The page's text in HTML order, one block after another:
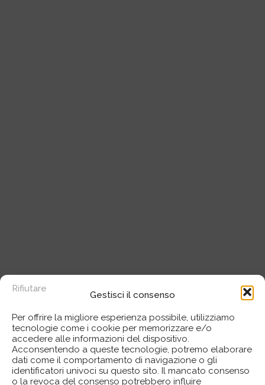
Gestisci il consenso
Per offrire la migliore esperienza possibile, utilizziamo
tecnologie come i cookie per memorizzare e/o
accedere alle informazioni del dispositivo.
Acconsentendo a queste tecnologie, potremo elaborare
dati come il comportamento di navigazione o gli
identificatori univoci su questo sito. Il mancato consenso
o la revoca del consenso potrebbero influire
Rifiutare